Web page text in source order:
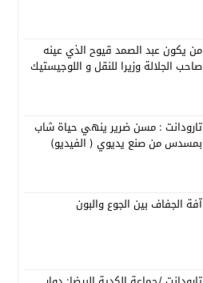
من يكون عبد الصمد قيوح الذي عينه
صاحب الجلالة وزيرا للنقل و اللوجيستيك
تارودانت : مسن ضرير ينهي حياة شاب
بمسدس من صنع يديوي ( الفيديو)
آفة الجفاف بين الجوع والبون